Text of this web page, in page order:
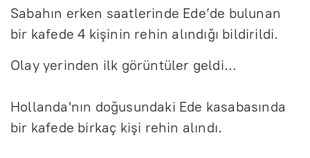
Sabahın erken saatlerinde Ede’de bulunan
bir kafede 4 kişinin rehin alındığı bildirildi.
Olay yerinden ilk görüntüler geldi...
Hollanda'nın doğusundaki Ede kasabasında
bir kafede birkaç kişi rehin alındı.